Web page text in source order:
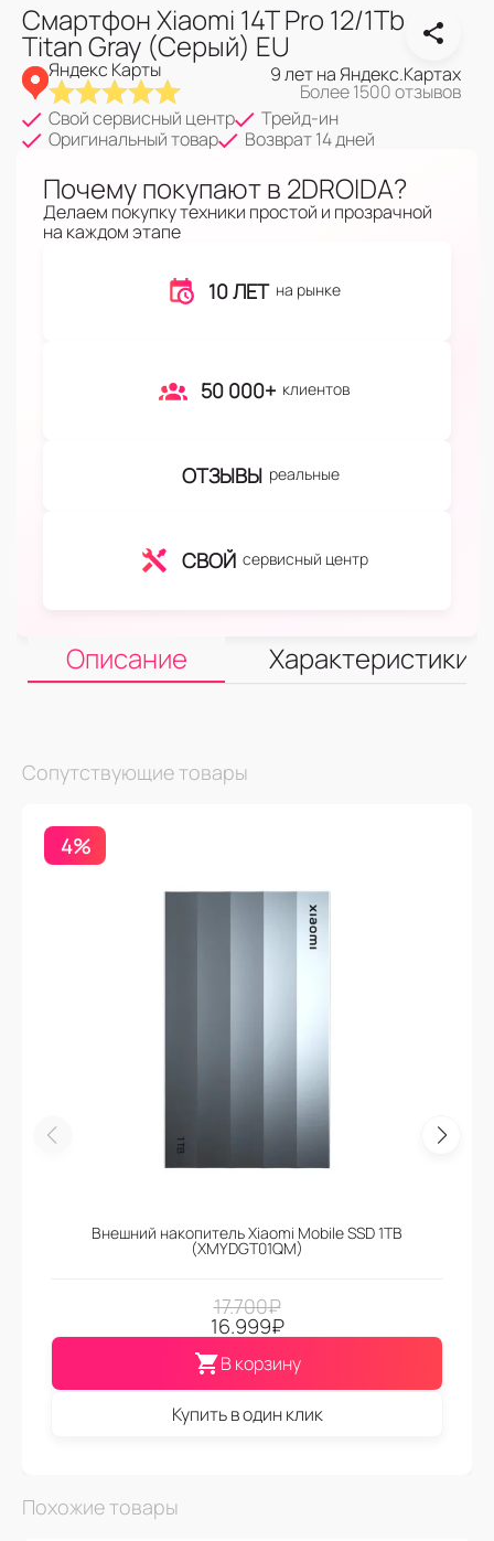
Смартфон Xiaomi 14T Pro 12/1Tb
Titan Gray (Серый) EU
Яндекс Карты 9 лет на Яндекс.Картах
Более 1500 отзывов
Свой сервисный центр
Трейд-ин
Оригинальный товар
Возврат 14 дней
Почему покупают в 2DROIDA?
Делаем покупку техники простой и прозрачной
на каждом этапе
10 ЛЕТ на рынке
50 000+ клиентов
ОТЗЫВЫ реальные
СВОЙ сервисный центр
Описание Характеристики
Сопутствующие товары
4%
Внешний накопитель Xiaomi Mobile SSD 1TB
(XMYDGT01QM)
17.700₽
16.999₽
В корзину
Купить в один клик
Похожие товары